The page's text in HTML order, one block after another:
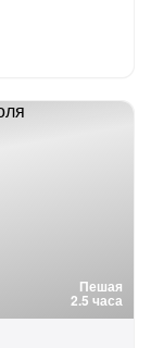
Пешая
2.5 часа